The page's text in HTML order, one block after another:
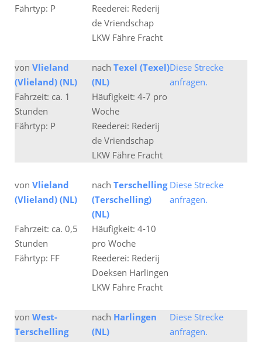
Fährtyp: P
Reederei: Rederij
de Vriendschap
LKW Fähre Fracht
von Vlieland
(Vlieland) (NL)
nach Texel (Texel)
(NL)
Diese Strecke
anfragen.
Fahrzeit: ca. 1
Stunden
Häufigkeit: 4-7 pro
Woche
Fährtyp: P
Reederei: Rederij
de Vriendschap
LKW Fähre Fracht
von Vlieland
(Vlieland) (NL)
nach Terschelling
(Terschelling)
(NL)
Diese Strecke
anfragen.
Fahrzeit: ca. 0,5
Stunden
Häufigkeit: 4-10
pro Woche
Fährtyp: FF
Reederei: Rederij
Doeksen Harlingen
LKW Fähre Fracht
von West-
Terschelling
nach Harlingen
(NL)
Diese Strecke
anfragen.